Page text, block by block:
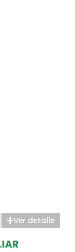
Ver detalle